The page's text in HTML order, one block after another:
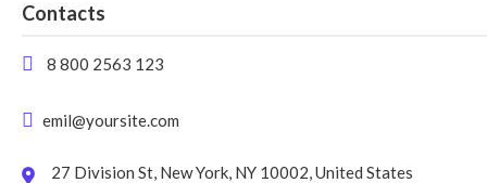
Contacts
8 800 2563 123
emil@yoursite.com
27 Division St, New York, NY 10002, United States